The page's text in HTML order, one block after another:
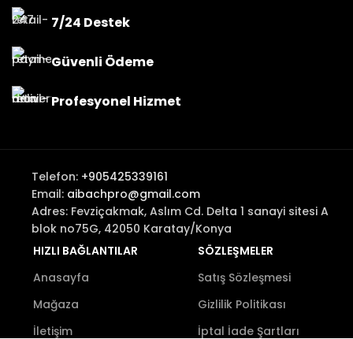
7/24 Destek
Güvenli Ödeme
Profesyonel Hizmet
Telefon: +905425339161
Email: aibachpro@gmail.com
Adres: Fevziçakmak, Aslım Cd. Delta 1 sanayi sitesi A
blok no75G, 42050 Karatay/Konya
HIZLI BAĞLANTILAR
Anasayfa
Mağaza
İletişim
SÖZLEŞMELER
Satış Sözleşmesi
Gizlilik Politikası
İptal İade Şartları